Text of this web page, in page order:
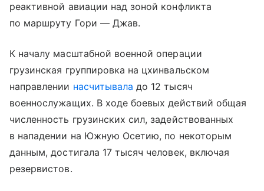
реактивной авиации над зоной конфликта
по маршруту Гори — Джав.
К началу масштабной военной операции
грузинская группировка на цхинвальском
направлении насчитывала до 12 тысяч
военнослужащих. В ходе боевых действий общая
численность грузинских сил, задействованных
в нападении на Южную Осетию, по некоторым
данным, достигала 17 тысяч человек, включая
резервистов.